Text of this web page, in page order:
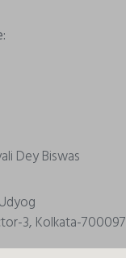
Dey Biswas
3, Kolkata-700097